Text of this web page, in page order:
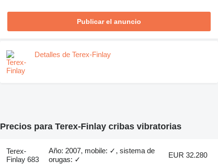
Publicar el anuncio
Detalles de Terex-Finlay
Precios para Terex-Finlay cribas vibratorias
Terex-
Finlay 683
Año: 2007, mobile: ✓, sistema de
orugas: ✓
EUR 32.280